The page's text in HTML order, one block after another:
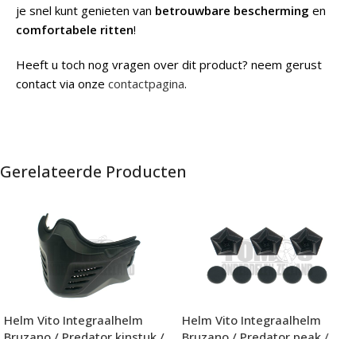
je snel kunt genieten van betrouwbare bescherming en
comfortabele ritten!
Heeft u toch nog vragen over dit product? neem gerust
contact via onze contactpagina.
Gerelateerde Producten
Helm Vito Integraalhelm
Helm Vito Integraalhelm